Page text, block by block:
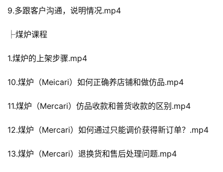
9.多跟客户沟通，说明情况.mp4
├煤炉课程
1.煤炉的上架步骤.mp4
10.煤炉（Meicari）如何正确养店铺和做仿品.mp4
11.煤炉（Mercari）仿品收款和普货收款的区别.mp4
12.煤炉（Mercari）如何通过只能调价获得新订单？.mp4
13.煤炉（Mercari）退换货和售后处理问题.mp4